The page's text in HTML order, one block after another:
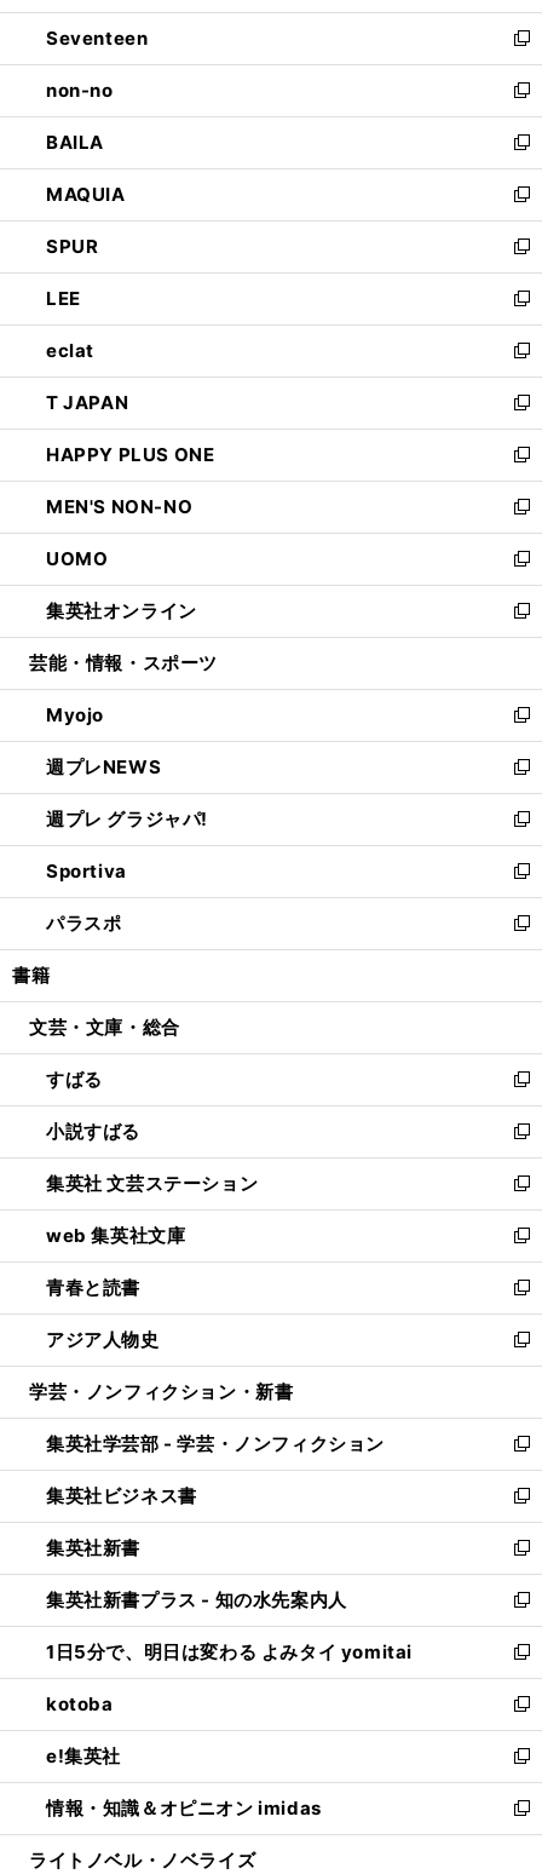
開
く
ウ
で
開
く
ン
ド
ウ
で
開
く
Seventeen
新
し
い
ウ
ィ
ン
ド
ウ
で
開
く
non-no
新
し
い
ウ
ィ
ン
ド
ウ
で
開
く
BAILA
新
し
い
ウ
ィ
ン
ド
ウ
で
開
く
MAQUIA
新
し
い
ウ
ィ
ン
ド
ウ
で
開
く
SPUR
新
し
い
ウ
ィ
ン
ド
ウ
で
開
く
LEE
新
し
い
ウ
ィ
ン
ド
ウ
で
開
く
eclat
新
し
い
ウ
ィ
ン
ド
ウ
で
開
く
T JAPAN
新
し
い
ウ
ィ
ン
ド
ウ
で
開
HAPPY PLUS ONE
新
し
い
ウ
ィ
ン
ド
ウ
開
く
MEN'S NON-NO
新
し
い
ウ
ィ
ン
ウ
で
開
く
UOMO
新
し
い
ウ
ン
ド
ウ
で
開
く
集英社オンライン
新
し
ウ
ィ
ン
ド
ウ
で
開
く
芸能・情報・スポーツ
Myojo
新
し
い
ウ
ィ
ン
ド
ウ
で
開
週プレNEWS
新
し
い
ウ
ィ
ン
ド
ウ
開
週プレ グラジャパ!
新
し
い
ウ
ィ
ン
ウ
開
く
Sportiva
新
し
い
ウ
ン
ウ
で
開
く
パラスポ
新
し
ウ
ン
ド
ウ
で
開
く
書籍
文芸・文庫・総合
すばる
新
し
い
ウ
ィ
ン
ド
ウ
で
開
く
小説すばる
新
し
い
ウ
ィ
ン
ド
ウ
で
開
集英社 文芸ステーション
新
し
い
ウ
ィ
ン
ド
ウ
開
く
web 集英社文庫
新
し
い
ウ
ィ
ン
ウ
で
開
く
青春と読書
新
し
い
ウ
ン
ド
ウ
で
開
く
アジア人物史
新
し
ウ
ィ
ン
ド
ウ
で
開
く
学芸・ノンフィクション・新書
集英社学芸部 - 学芸・ノンフィクション
新
し
い
ウ
ィ
ン
ド
ウ
で
開
く
集英社ビジネス書
新
し
い
ウ
ィ
ン
ド
ウ
で
開
く
集英社新書
新
し
い
ウ
ィ
ン
ド
ウ
で
開
く
集英社新書プラス - 知の水先案内人
新
し
い
ウ
ィ
ン
ド
ウ
で
開
1日5分で、明日は変わる よみタイ yomitai
新
し
い
ウ
ィ
ン
ド
ウ
kotoba
新
し
い
ウ
ィ
ン
e!集英社
新
し
い
ウ
情報・知識＆オピニオン imidas
新
し
ライトノベル・ノベライズ